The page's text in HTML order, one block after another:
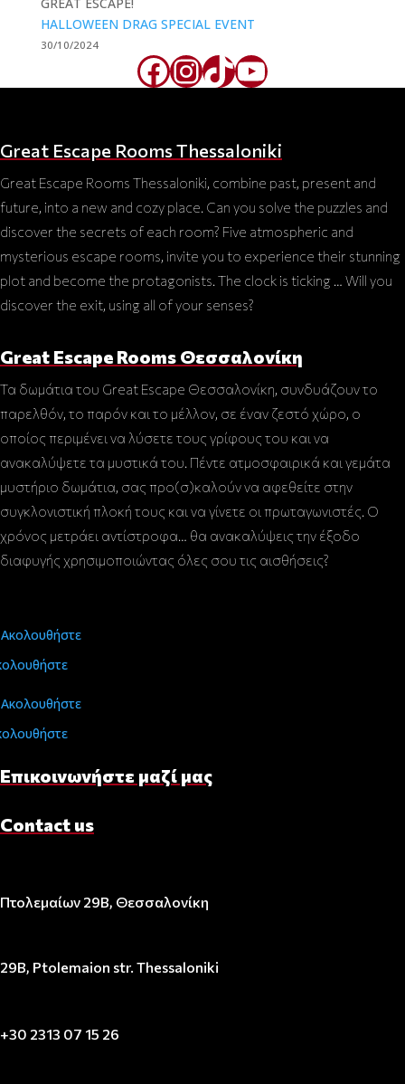
HALLOWEEN DRAG SPECIAL EVENT
30/10/2024
Facebook
Instagram
TikTok
YouTube
Great Escape Rooms Thessaloniki
Great Escape Rooms Thessaloniki, combine past, present and
future, into a new and cozy place. Can you solve the puzzles and
discover the secrets of each room? Five atmospheric and
mysterious escape rooms, invite you to experience their stunning
plot and become the protagonists. The clock is ticking … Will you
discover the exit, using all of your senses?
Great Escape Rooms Θεσσαλονίκη
Τα δωμάτια του Great Escape Θεσσαλονίκη, συνδυάζουν το
παρελθόν, το παρόν και το μέλλον, σε έναν ζεστό χώρο, ο
οποίος περιμένει να λύσετε τους γρίφους του και να
ανακαλύψετε τα μυστικά του. Πέντε ατμοσφαιρικά και γεμάτα
μυστήριο δωμάτια, σας προ(σ)καλούν να αφεθείτε στην
συγκλονιστική πλοκή τους και να γίνετε οι πρωταγωνιστές. Ο
χρόνος μετράει αντίστροφα… θα ανακαλύψεις την έξοδο
διαφυγής χρησιμοποιώντας όλες σου τις αισθήσεις?
Ακολουθήστε
Ακολουθήστε
Επικοινωνήστε μαζί μας
Contact us
Πτολεμαίων 29Β, Θεσσαλονίκη
29B, Ptolemaion str. Thessaloniki
+30 2313 07 15 26